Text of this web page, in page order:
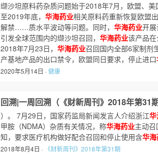
缬沙坦原料药杂质问题始于2018年7月，欧盟、
至2019年底， 华海药业相关原料药重新恢复欧盟
解禁……质水平波动等问题。同时， 华海药业开
引发全球范围内的缬沙坦召回， 华海药业该产品
2018年7月23日， 华海药业召回国内全部6家制剂
产基地产品的出口禁令，欧盟同日要求，停止进口
2020年5月14日 ·健康
回溯|一周回溯（《财新周刊》2018年第31期
）。 7月29日，国家药监局新闻发言人介绍浙江
甲胺（NDMA）杂质有关情况，称华海药业主动
知，要求医疗机构做好配合召回和停止使用含华
2018年8月4日 · 《财新周刊》2018年第31期